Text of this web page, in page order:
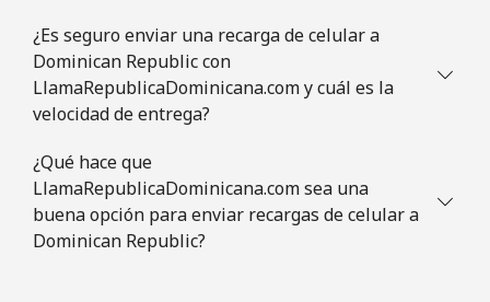
¿Es seguro enviar una recarga de celular a
Dominican Republic con
LlamaRepublicaDominicana.com y cuál es la
velocidad de entrega?
¿Qué hace que
LlamaRepublicaDominicana.com sea una
buena opción para enviar recargas de celular a
Dominican Republic?